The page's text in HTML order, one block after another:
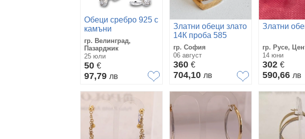
Обеци сребро 925 с
камъни
гр. Велинград,
Пазарджик
25 юли
50 €
97,79 лв
Златни обеци злато
14К проба 585
гр. София
06 август
360 €
704,10 лв
Златни
гр. Русе,
14 юни
302 €
590,66 лв